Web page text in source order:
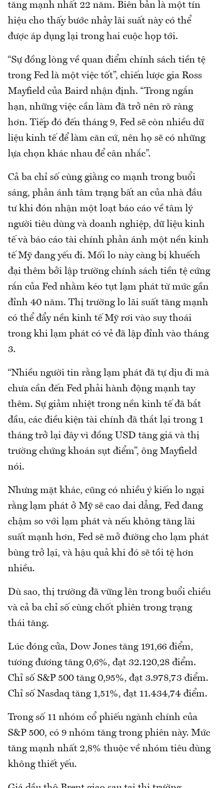
tăng mạnh nhất 22 năm. Biên bản là một tín
hiệu cho thấy bước nhảy lãi suất này có thể
được áp dụng lại trong hai cuộc họp tới.
“Sự đồng lòng về quan điểm chính sách tiền tệ
trong Fed là một việc tốt”, chiến lược gia Ross
Mayfield của Baird nhận định. “Trong ngắn
hạn, những việc cần làm đã trở nên rõ ràng
hơn. Tiếp đó đến tháng 9, Fed sẽ còn nhiều dữ
liệu kinh tế để làm căn cứ, nên họ sẽ có những
lựa chọn khác nhau để cân nhắc”.
Cả ba chỉ số cùng giằng co mạnh trong buổi
sáng, phản ánh tâm trạng bất an của nhà đầu
tư khi đón nhận một loạt báo cáo về tâm lý
người tiêu dùng và doanh nghiệp, dữ liệu kinh
tế và báo cáo tài chính phản ánh một nền kinh
tế Mỹ đang yếu đi. Mối lo này càng bị khuếch
đại thêm bởi lập trường chính sách tiền tệ cứng
rắn của Fed nhằm kéo tụt lạm phát từ mức gần
đỉnh 40 năm. Thị trường lo lãi suất tăng mạnh
có thể đẩy nền kinh tế Mỹ rơi vào suy thoái
trong khi lạm phát có vẻ đã lập đỉnh vào tháng
3.
“Nhiều người tin rằng lạm phát đã tự dịu đi mà
chưa cần đến Fed phải hành động mạnh tay
thêm. Sự giảm nhiệt trong nền kinh tế đã bắt
đầu, các điều kiện tài chính đã thắt lại trong 1
tháng trở lại đây vì đồng USD tăng giá và thị
trường chứng khoán sụt điểm”, ông Mayfield
nói.
Nhưng mặt khác, cũng có nhiều ý kiến lo ngại
rằng lạm phát ở Mỹ sẽ cao dai dẳng, Fed đang
chậm so với lạm phát và nếu không tăng lãi
suất mạnh hơn, Fed sẽ mở đường cho lạm phát
bùng trở lại, và hậu quả khi đó sẽ tồi tệ hơn
nhiều.
Dù sao, thị trường đã vững lên trong buổi chiều
và cả ba chỉ số cùng chốt phiên trong trạng
thái tăng.
Lúc đóng cửa, Dow Jones tăng 191,66 điểm,
tương đương tăng 0,6%, đạt 32.120,28 điểm.
Chỉ số S&P 500 tăng 0,95%, đạt 3.978,73 điểm.
Chỉ số Nasdaq tăng 1,51%, đạt 11.434,74 điểm.
Trong số 11 nhóm cổ phiếu ngành chính của
S&P 500, có 9 nhóm tăng trong phiên này. Mức
tăng mạnh nhất 2,8% thuộc về nhóm tiêu dùng
không thiết yếu.